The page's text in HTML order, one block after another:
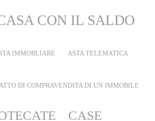
CON IL SALDO
IMMOBLIARE ASTA TELEMATICA
ATTO DI COMPRAVENDITA DI UN IMMOBILE
CASE